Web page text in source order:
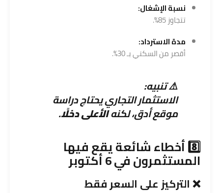
نسبة الإشغال:
تتجاوز 85%.
مدة الاسترداد:
أقصر من السكني بـ 30%.
⚠️ تنبيه:
الاستثمار التجاري يحتاج دراسة
موقع أدق، لكنهالأعلى دخلًا.
8️⃣ أخطاء شائعة يقع فيها
المستثمرون في 6 أكتوبر
❌ التركيز على السعر فقط